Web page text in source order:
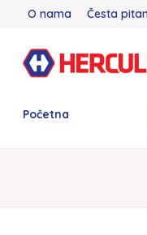
O nama Česta
Početna